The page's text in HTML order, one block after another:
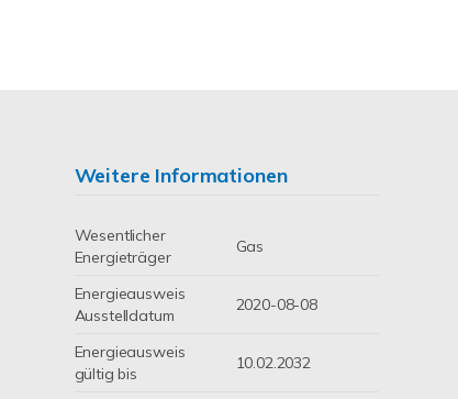
Weitere Informationen
Wesentlicher
Energieträger
Gas
Energieausweis
Ausstelldatum
2020-08-08
Energieausweis
gültig bis
10.02.2032